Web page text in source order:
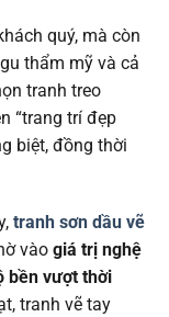
quý, mà còn
thẩm mỹ và cả
tranh treo
“trang trí đẹp
biệt, đồng thời
tranh sơn dầu vẽ
vào giá trị nghệ
bền vượt thời
tranh vẽ tay